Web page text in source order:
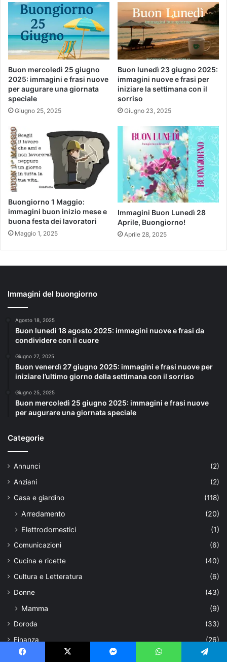
Buon mercoledì 25 giugno
2025: immagini e frasi nuove
per augurare una giornata
speciale
Giugno 25, 2025
Buon lunedì 23 giugno 2025:
immagini nuove e frasi per
iniziare la settimana con il
sorriso
Giugno 23, 2025
Buongiorno 1 Maggio:
immagini buon inizio mese e
buona festa dei lavoratori
Maggio 1, 2025
Immagini Buon Lunedì 28
Aprile, Buongiorno!
Aprile 28, 2025
Immagini del buongiorno
Agosto 18, 2025
Buon lunedì 18 agosto 2025: immagini nuove e frasi da
condividere con il cuore
Giugno 27, 2025
Buon venerdì 27 giugno 2025: immagini e frasi nuove per
iniziare l’ultimo giorno della settimana con il sorriso
Giugno 25, 2025
Buon mercoledì 25 giugno 2025: immagini e frasi nuove
per augurare una giornata speciale
Categorie
Annunci
(2)
Anziani
(2)
Casa e giardino
(118)
Arredamento
(20)
Elettrodomestici
(1)
Comunicazioni
(6)
Cucina e ricette
(40)
Cultura e Letteratura
(6)
Donne
(43)
Mamma (9)
Doroda
(33)
Finanza
(26)
Frasi
(2.939)